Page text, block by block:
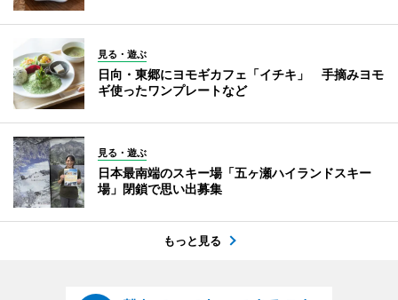
見る・遊ぶ
日向・東郷にヨモギカフェ「イチキ」 手摘みヨモ
ギ使ったワンプレートなど
見る・遊ぶ
日本最南端のスキー場「五ヶ瀬ハイランドスキー
場」閉鎖で思い出募集
もっと見る